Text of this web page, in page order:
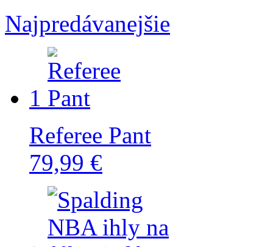
Najpredávanejšie
1
Referee Pant
79,99 €